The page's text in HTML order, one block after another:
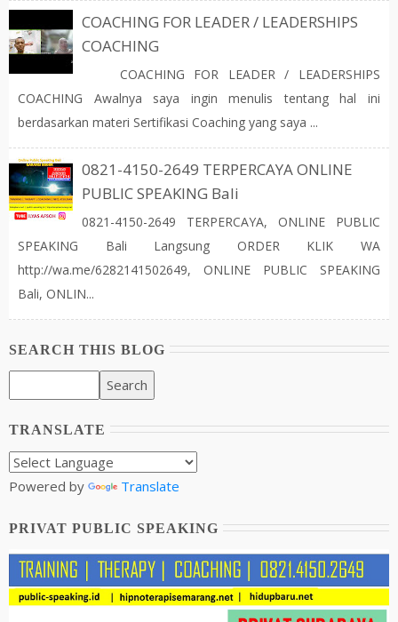
COACHING FOR LEADER / LEADERSHIPS
COACHING
COACHING FOR LEADER / LEADERSHIPS
COACHING Awalnya saya ingin menulis tentang hal ini
berdasarkan materi Sertifikasi Coaching yang saya ...
0821-4150-2649 TERPERCAYA ONLINE
PUBLIC SPEAKING Bali
0821-4150-2649 TERPERCAYA, ONLINE PUBLIC
SPEAKING Bali Langsung ORDER KLIK WA
http://wa.me/6282141502649, ONLINE PUBLIC SPEAKING
Bali, ONLIN...
SEARCH THIS BLOG
TRANSLATE
Powered by Translate
PRIVAT PUBLIC SPEAKING